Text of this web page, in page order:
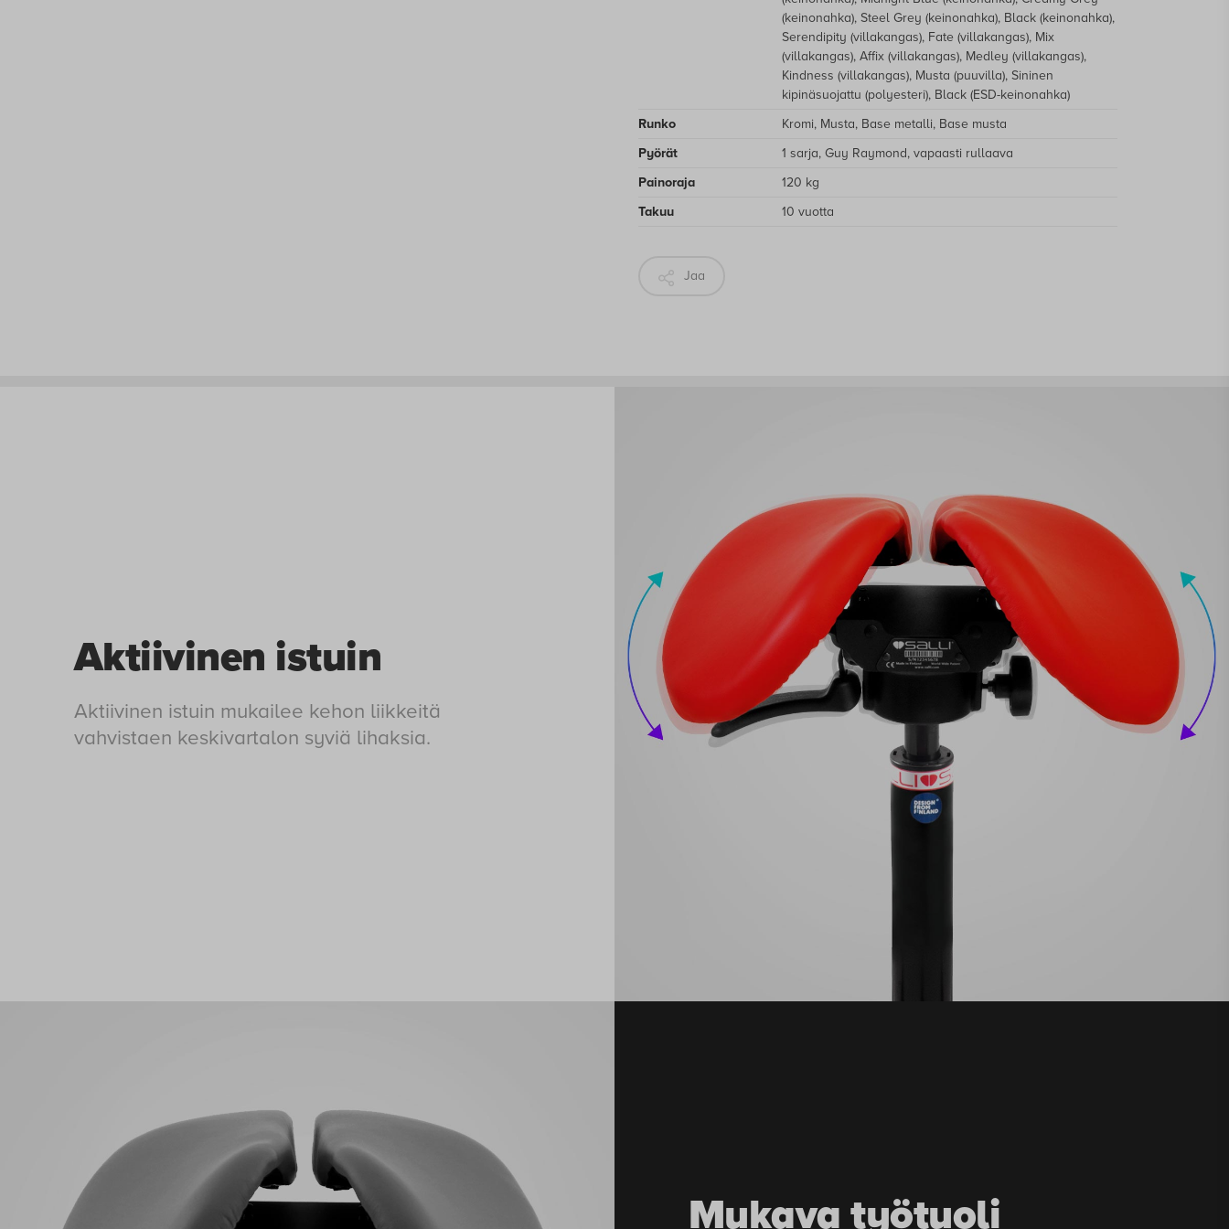
(keinonahka), Steel Grey (keinonahka), Black (keinonahka),
Serendipity (villakangas), Fate (villakangas), Mix
(villakangas), Affix (villakangas), Medley (villakangas),
Kindness (villakangas), Musta (puuvilla), Sininen
kipinäsuojattu (polyesteri), Black (ESD-keinonahka)
Runko
Kromi, Musta, Base metalli, Base musta
Pyörät
1 sarja, Guy Raymond, vapaasti rullaava
Painoraja
120 kg
Takuu
10 vuotta
Jaa
Aktiivinen istuin
Aktiivinen istuin mukailee kehon liikkeitä
vahvistaen keskivartalon syviä lihaksia.
Mukava työtuoli